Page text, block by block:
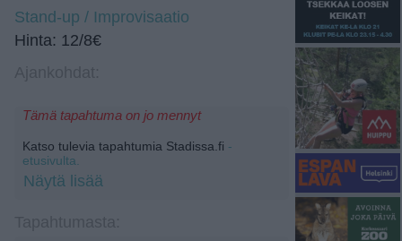
Stand-up / Improvisaatio
Hinta: 12/8€
Tämä tapahtuma on jo mennyt
Katso tulevia tapahtumia Stadissa.fi -
etusivulta.
Näytä lisää